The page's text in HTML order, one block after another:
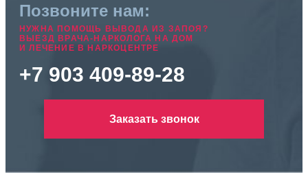
Позвоните нам:
НУЖНА ПОМОЩЬ ВЫВОДА ИЗ ЗАПОЯ?
ВЫЕЗД ВРАЧА-НАРКОЛОГА НА ДОМ
И ЛЕЧЕНИЕ В НАРКОЦЕНТРЕ
+7 903 409-89-28
Заказать звонок